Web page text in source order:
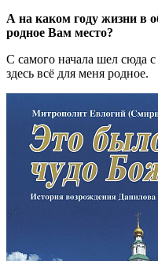
А на каком году жизни в
родное Вам место?
С самого начала шел сюда
здесь всё для меня родное.